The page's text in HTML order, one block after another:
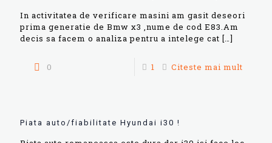
In activitatea de verificare masini am gasit deseori
prima generatie de Bmw x3 ,nume de cod E83.Am
decis sa facem o analiza pentru a intelege cat […]
0 1 Citeste mai mult
Piata auto/fiabilitate Hyundai i30 !